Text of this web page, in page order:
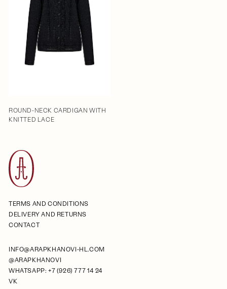
ROUND-NECK CARDIGAN WITH
KNITTED LACE
TERMS AND CONDITIONS
DELIVERY AND RETURNS
CONTACT
INFO@ARAPKHANOVI-HL.COM
@ARAPKHANOVI
WHATSAPP: +7 (926) 777 14 24
VK